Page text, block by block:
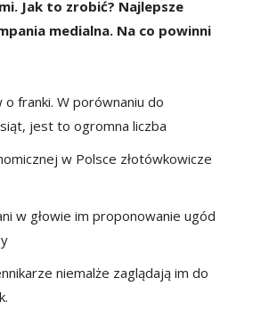
Jak to zrobić? Najlepsze
medialna. Na co powinni
franki. W porównaniu do
jest to ogromna liczba
w Polsce złotówkowicze
w głowie im proponowanie ugód
niemalże zaglądają im do